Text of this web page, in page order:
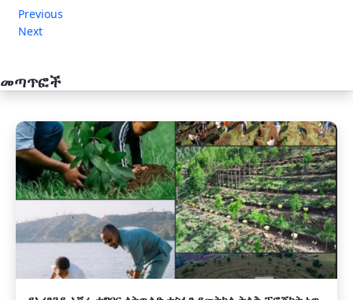
Previous
Next
መጣጥፎች
አዲስ